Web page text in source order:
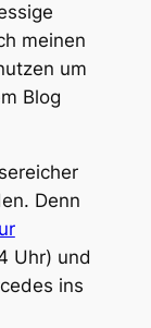
meinen
um
Blog
Denn
Uhr) und
ins